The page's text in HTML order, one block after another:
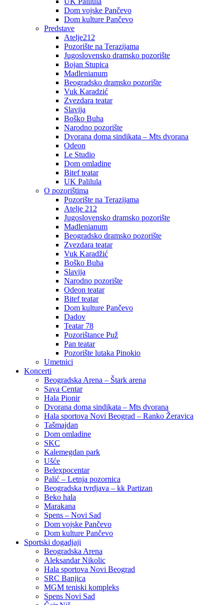
Dom vojske Pančevo
Dom kulture Pančevo
Predstave
Atelje212
Pozorište na Terazijama
Jugoslovensko dramsko pozorište
Bojan Stupica
Madlenianum
Beogradsko dramsko pozorište
Vuk Karadzić
Zvezdara teatar
Slavija
Boško Buha
Narodno pozorište
Dvorana doma sindikata – Mts dvorana
Odeon
Le Studio
Dom omladine
Bitef teatar
UK Palilula
O pozorištima
Pozorište na Terazijama
Atelje 212
Jugoslovensko dramsko pozorište
Madlenianum
Beogradsko dramsko pozorište
Zvezdara teatar
Vuk Karadžić
Boško Buha
Slavija
Narodno pozorište
Odeon teatar
Bitef teatar
Dom kulture Pančevo
Dadov
Teatar 78
Pozorištance Puž
Pan teatar
Pozorište lutaka Pinokio
Umetnici
Koncerti
Beogradska Arena – Štark arena
Sava Centar
Hala Pionir
Dvorana doma sindikata – Mts dvorana
Hala sportova Novi Beograd – Ranko Žeravica
Tašmajdan
Dom omladine
SKC
Kalemegdan park
Ušće
Belexpocentar
Palić – Letnja pozornica
Beogradska tvrdjava – kk Partizan
Beko hala
Marakana
Spens – Novi Sad
Dom vojske Pančevo
Dom kulture Pančevo
Sportski dogadjaji
Beogradska Arena
Aleksandar Nikolic
Hala sportova Novi Beograd
SRC Banjica
MGM teniski kompleks
Spens Novi Sad